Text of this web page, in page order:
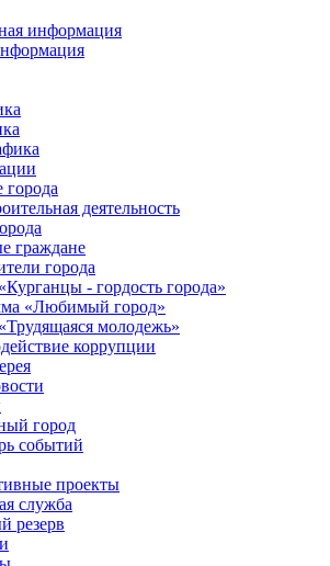
информация
города
деятельность
граждане
города
- гордость города»
«Любимый город»
молодежь»
коррупции
город
событий
проекты
служба
резерв